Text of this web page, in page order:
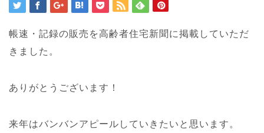
帳速・記録の販売を高齢者住宅新聞に掲載していただ
きました。
ありがとうございます！
来年はバンバンアピールしていきたいと思います。